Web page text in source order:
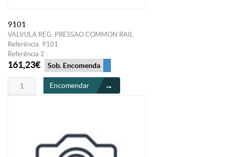
9101
VALVULA REG. PRESSAO COMMON RAIL
Referência: 9101
Referência 2 :
161,23€ Sob. Encomenda
Encomendar